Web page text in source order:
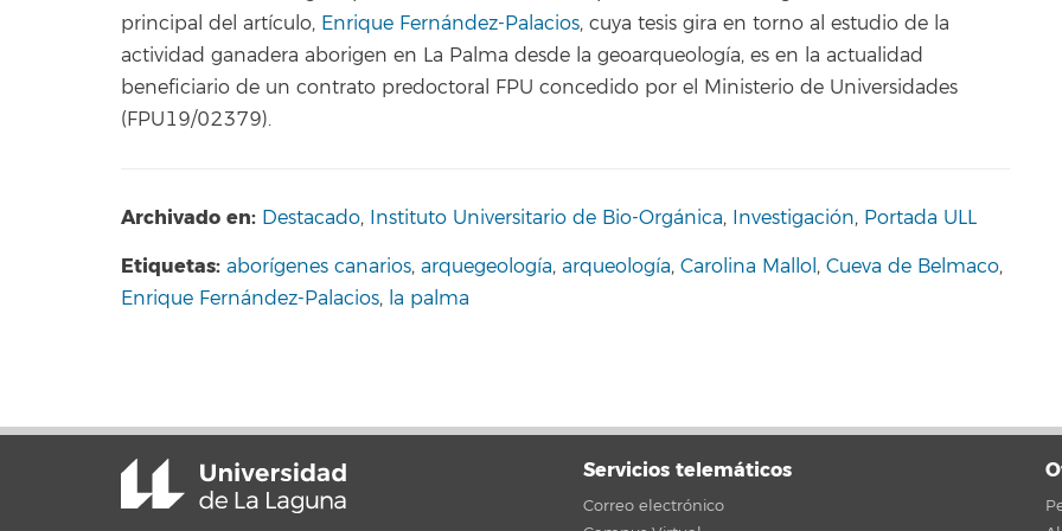
principal del artículo, Enrique Fernández-Palacios, cuya tesis gira en torno al estudio de la
actividad ganadera aborigen en La Palma desde la geoarqueología, es en la actualidad
beneficiario de un contrato predoctoral FPU concedido por el Ministerio de Universidades
(FPU19/02379).
Archivado en: Destacado, Instituto Universitario de Bio-Orgánica, Investigación, Portada ULL
Etiquetas: aborígenes canarios, arquegeología, arqueología, Carolina Mallol, Cueva de Belmaco,
Enrique Fernández-Palacios, la palma
Servicios telemáticos
Correo electrónico